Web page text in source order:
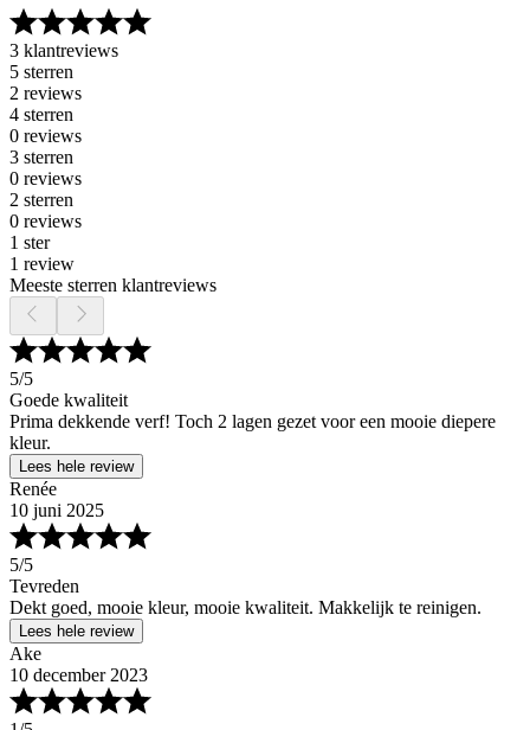
3 klantreviews
5 sterren
2 reviews
4 sterren
0 reviews
3 sterren
0 reviews
2 sterren
0 reviews
1 ster
1 review
Meeste sterren klantreviews
5/5
Goede kwaliteit
Prima dekkende verf! Toch 2 lagen gezet voor een mooie diepere
kleur.
Lees hele review
Renée
10 juni 2025
5/5
Tevreden
Dekt goed, mooie kleur, mooie kwaliteit. Makkelijk te reinigen.
Lees hele review
Ake
10 december 2023